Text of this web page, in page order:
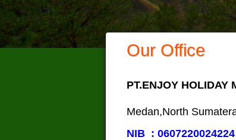
Our Office
PT.ENJOY HOLIDAY
Medan,North
NIB : 0607220024224